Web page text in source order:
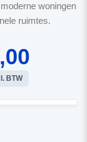
woningen
ruimtes.
BTW